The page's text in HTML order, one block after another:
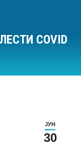
COVID
ЈУН
30